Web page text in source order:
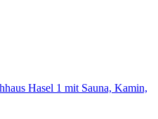
Hasel 1 mit Sauna, Kamin,